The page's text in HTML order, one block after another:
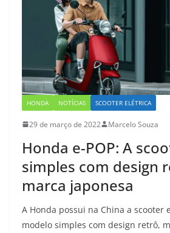
HONDA NOTÍCIAS SCOOTER ELÉTRICA
29 de março de 2022 Marcelo Souza
Honda e-POP: A
simples com design
marca japonesa
A Honda possui na China a scooter
modelo simples com design retrô,